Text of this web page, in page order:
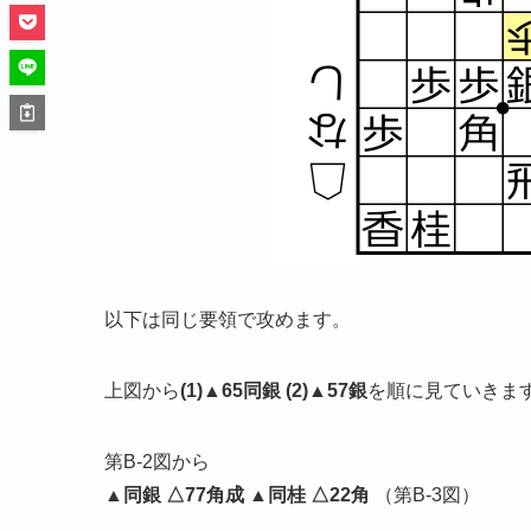
以下は同じ要領で攻めます。
上図から(1)▲65同銀 (2)▲57銀を順に見ていきま
第B-2図から
▲同銀 △77角成 ▲同桂 △22角
（第B-3図）